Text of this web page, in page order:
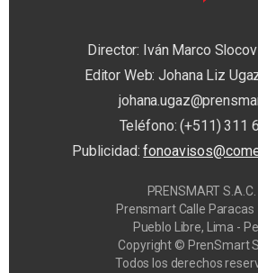
Director: Iván Marco
Editor Web: Johana Liz
Teléfono: (+511) 311
Publicidad:
PRENSMART S.A.C.
Prensmart Calle
Pueblo Libre, Lima -
Copyright © PrenSmart
Todos los derechos